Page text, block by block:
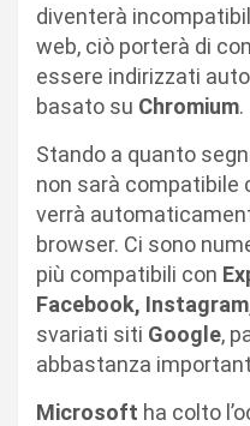
diventerà
web, ciò porterà di
essere indirizzati
basato su Chromium.
Stando a quanto
non sarà compatibile
verrà
browser. Ci sono
più compatibili con
Facebook,
svariati siti Google,
abbastanza
Microsoft ha colto